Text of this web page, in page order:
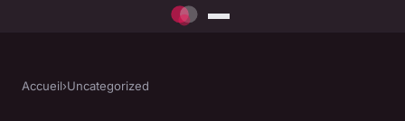
Accueil›Uncategorized